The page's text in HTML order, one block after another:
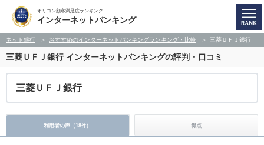
オリコン顧客満足度ランキング
インターネットバンキング
ネット銀行 おすすめのインターネットバンキングランキング・比較 三菱ＵＦＪ銀行
三菱ＵＦＪ銀行インターネットバンキングの評判・口コミ
三菱ＵＦＪ銀行
利用者の声（18件） 得点